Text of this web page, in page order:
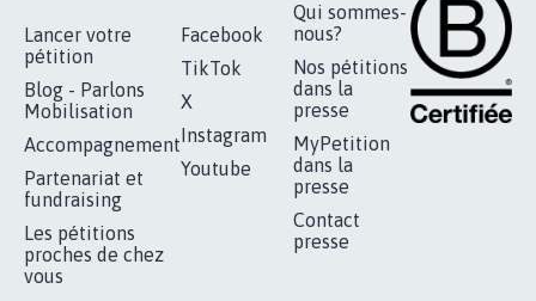
Lancer votre
pétition
Blog - Parlons
Mobilisation
Accompagnement
Partenariat et
fundraising
Les pétitions
proches de chez
vous
Facebook
TikTok
X
Instagram
Youtube
Qui sommes-
nous?
Nos pétitions
dans la
presse
MyPetition
dans la
presse
Contact
presse